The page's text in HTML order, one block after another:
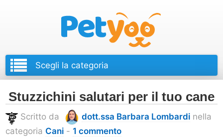
Stuzzichini salutari per il tuo cane
Scritto da dott.ssa Barbara Lombardi nella
categoria Cani - 1 commento